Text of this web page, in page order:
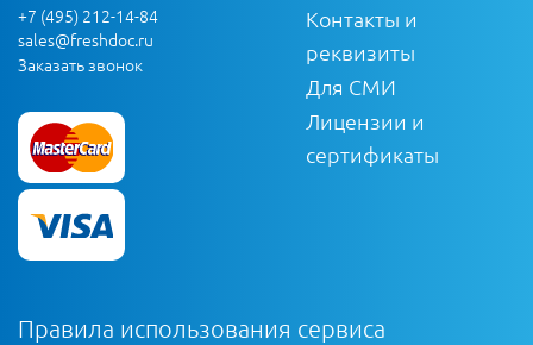
+7 (495) 212-14-84
sales@freshdoc.ru
Заказать звонок
Контакты и
реквизиты
Для СМИ
Лицензии и
сертификаты
Правила использования сервиса